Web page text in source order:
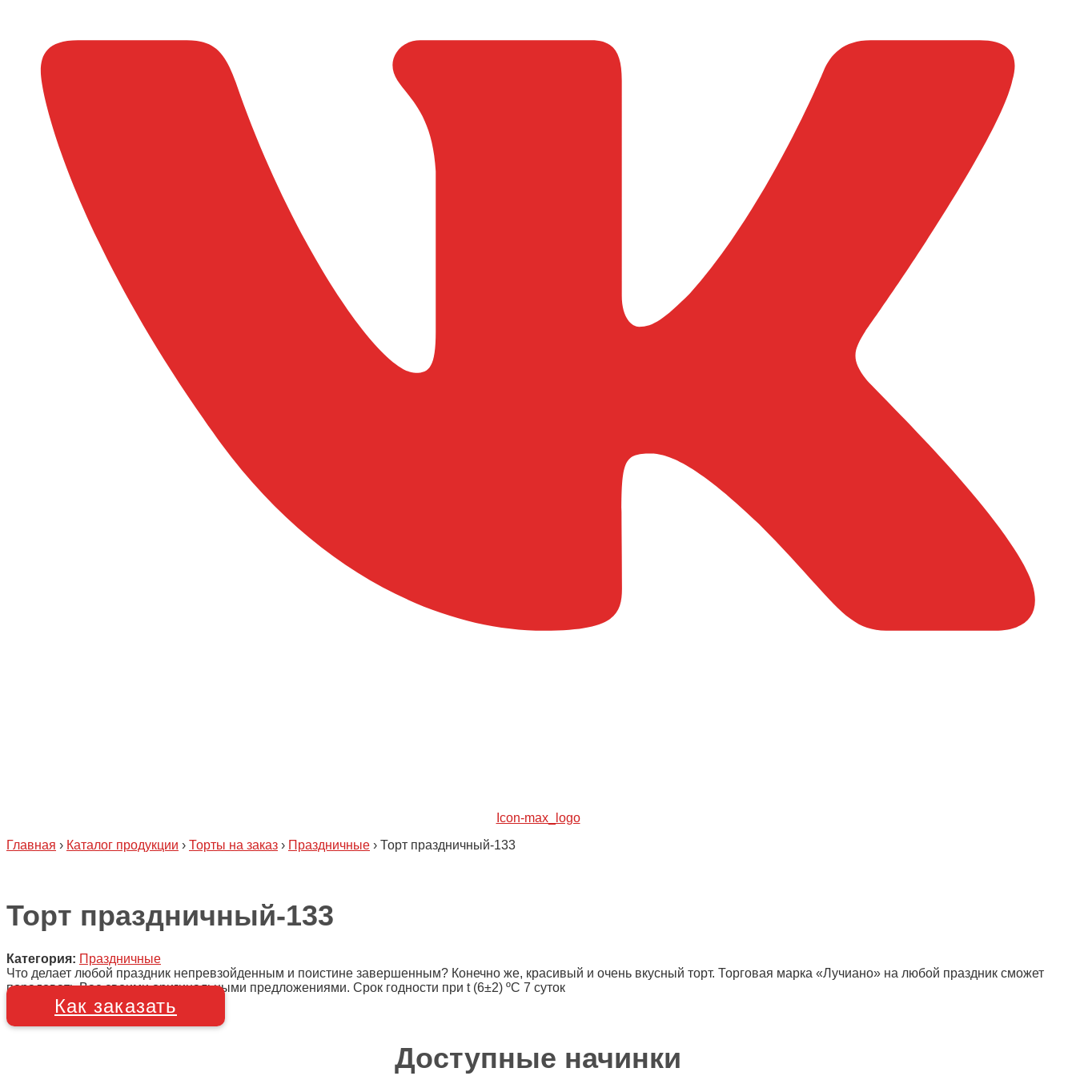
Icon-max_logo
Главная › Каталог продукции › Торты на заказ › Праздничные › Торт праздничный-133
Торт праздничный-133
Категория: Праздничные
Что делает любой праздник непревзойденным и поистине завершенным? Конечно же, красивый и очень вкусный торт. Торговая марка «Лучиано» на любой праздник сможет
порадовать Вас своими оригинальными предложениями. Срок годности при t (6±2) ºC 7 суток
Как заказать
Доступные начинки